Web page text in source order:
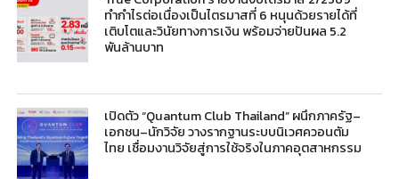
ทำกำไรต่อเนื่องเป็นไตรมาสที่ 6 หนุนด้วยรายได้ที่
เติบโตและวินัยทางการเงิน พร้อมจ่ายปันผล 5.2
พันล้านบาท
เปิดตัว “Quantum Club Thailand” ผนึกภาครัฐ–
เอกชน–นักวิจัย วางรากฐานระบบนิเวศควอนตัม
ไทย เชื่อมงานวิจัยสู่การใช้จริงในภาคอุตสาหกรรม